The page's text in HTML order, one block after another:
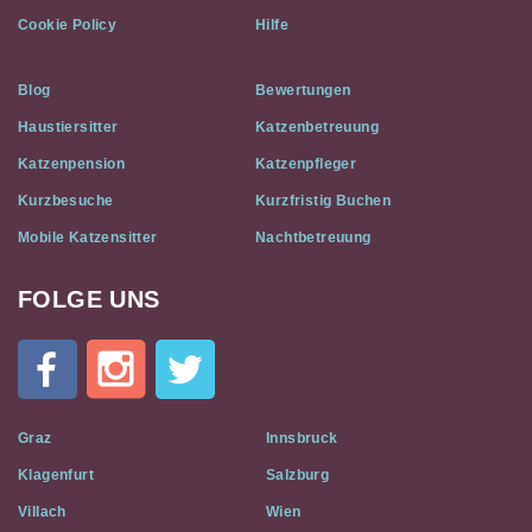
Cookie Policy Hilfe
Blog Bewertungen
Haustiersitter Katzenbetreuung
Katzenpension Katzenpfleger
Kurzbesuche Kurzfristig Buchen
Mobile Katzensitter Nachtbetreuung
Cat
Flat
Social
Media
FOLGE UNS
Graz Innsbruck
Klagenfurt Salzburg
Villach Wien